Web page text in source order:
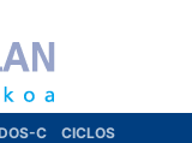
C
CICLOS